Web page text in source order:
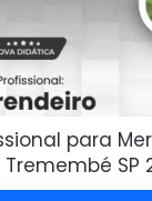
para
Tremembé SP